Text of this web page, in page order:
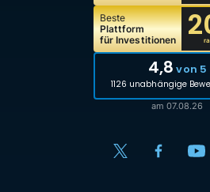
Beste
Plattform
für Investitionen
4,8 von 5
1126 unabhängige
am 07.08.26